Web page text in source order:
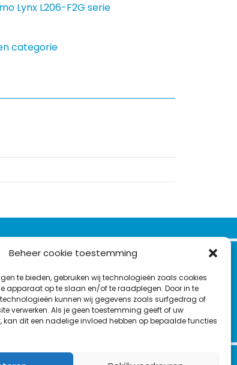
Beheer cookie toestemming
te bieden, gebruiken wij technologieën zoals cookies
apparaat op te slaan en/of te raadplegen. Door in te
kunnen wij gegevens zoals surfgedrag of
verwerken. Als je geen toestemming geeft of uw
kan dit een nadelige invloed hebben op bepaalde functies
Lynx L206-F2G serie
categorie
L
i
nT
w
t
F
a
c
o
Y
o
u
b
C
o
n
c